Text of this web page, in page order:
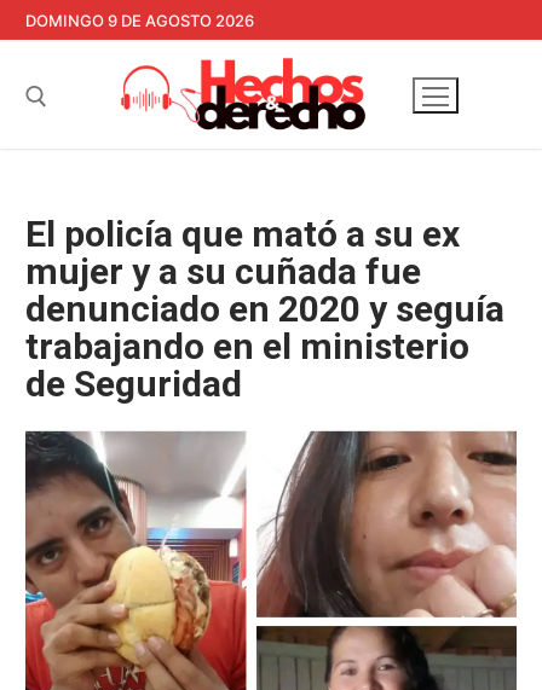
contenido
DOMINGO 9 DE AGOSTO 2026
El policía que mató a su ex
mujer y a su cuñada fue
denunciado en 2020 y seguía
trabajando en el ministerio
de Seguridad